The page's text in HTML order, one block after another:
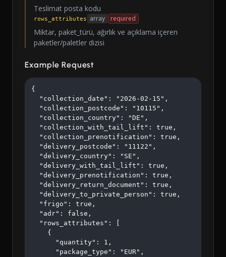
Teslimat posta kodu
rows_attributes array required
Miktar, paket_türü, ağırlık ve açıklama içeren
paketler/paletler dizisi
Example Request
{
  "collection_date": "2026-02-15",
  "collection_postcode": "10115",
  "collection_country": "DE",
  "collection_with_tail_lift": true,
  "collection_prenotification": true,
  "delivery_postcode": "11122",
  "delivery_country": "SE",
  "delivery_with_tail_lift": true,
  "delivery_prenotification": true,
  "delivery_return_document": true,
  "delivery_to_private_person": true,
  "frigo": true,
  "adr": false,
  "rows_attributes": [
    {
      "quantity": 1,
      "package_type": "EUR",